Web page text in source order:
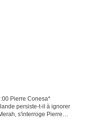
Pierre Conesa*
persiste-t-il à ignorer
s'interroge Pierre